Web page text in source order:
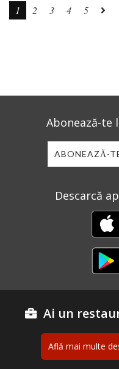
1 2 3 4 5
Abonează-te
ABONEAZĂ-
Descarcă
Ai un
Află mai multe